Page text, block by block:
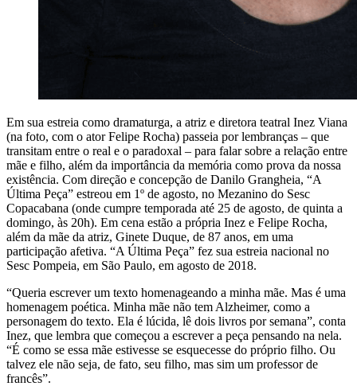
Em sua estreia como dramaturga, a atriz e diretora teatral Inez Viana
(na foto, com o ator Felipe Rocha) passeia por lembranças – que
transitam entre o real e o paradoxal – para falar sobre a relação entre
mãe e filho, além da importância da memória como prova da nossa
existência. Com direção e concepção de Danilo Grangheia, “A
Última Peça” estreou em 1º de agosto, no Mezanino do Sesc
Copacabana (onde cumpre temporada até 25 de agosto, de quinta a
domingo, às 20h). Em cena estão a própria Inez e Felipe Rocha,
além da mãe da atriz, Ginete Duque, de 87 anos, em uma
participação afetiva. “A Última Peça” fez sua estreia nacional no
Sesc Pompeia, em São Paulo, em agosto de 2018.
“Queria escrever um texto homenageando a minha mãe. Mas é uma
homenagem poética. Minha mãe não tem Alzheimer, como a
personagem do texto. Ela é lúcida, lê dois livros por semana”, conta
Inez, que lembra que começou a escrever a peça pensando na nela.
“É como se essa mãe estivesse se esquecesse do próprio filho. Ou
talvez ele não seja, de fato, seu filho, mas sim um professor de
francês”.